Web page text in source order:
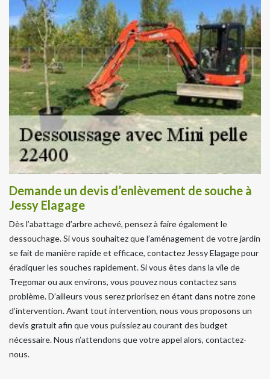
Demande un devis d’enlèvement de souche à
Jessy Elagage
Dès l’abattage d’arbre achevé, pensez à faire également le
dessouchage. Si vous souhaitez que l’aménagement de votre jardin
se fait de manière rapide et efficace, contactez Jessy Elagage pour
éradiquer les souches rapidement. Si vous êtes dans la vile de
Tregomar ou aux environs, vous pouvez nous contactez sans
problème. D’ailleurs vous serez priorisez en étant dans notre zone
d’intervention. Avant tout intervention, nous vous proposons un
devis gratuit afin que vous puissiez au courant des budget
nécessaire. Nous n’attendons que votre appel alors, contactez-
nous.